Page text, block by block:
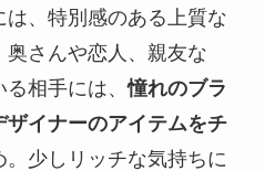
、特別感のある上質な
さんや恋人、親友な
る相手には、憧れのブラ
ザイナーのアイテムをチ
少しリッチな気持ちに